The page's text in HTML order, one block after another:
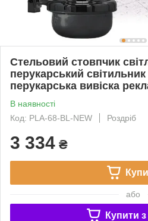
Стельовий стовпчик
перукарський
перукарська вивіска
В наявності
Код: PLA-68-BL-NEW
Роздріб
3 334 ₴
або
Купити з